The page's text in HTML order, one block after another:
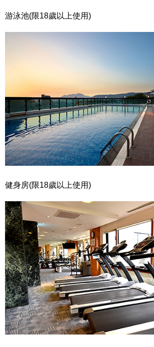
游泳池(限18歲以上使用)
健身房(限18歲以上使用)